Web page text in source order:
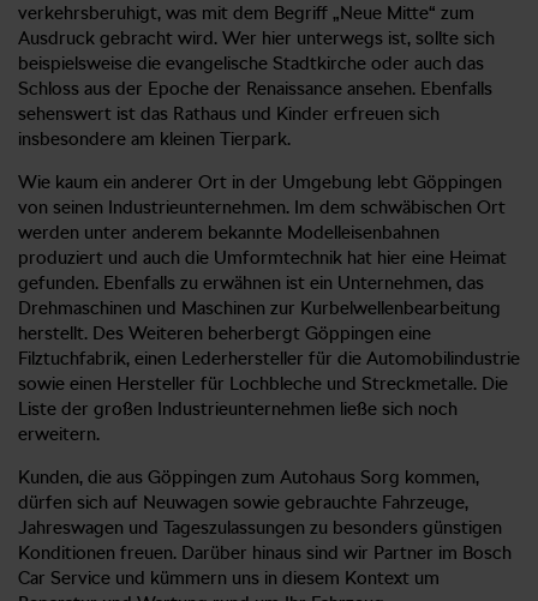
verkehrsberuhigt, was mit dem Begriff „Neue Mitte“ zum
Ausdruck gebracht wird. Wer hier unterwegs ist, sollte sich
beispielsweise die evangelische Stadtkirche oder auch das
Schloss aus der Epoche der Renaissance ansehen. Ebenfalls
sehenswert ist das Rathaus und Kinder erfreuen sich
insbesondere am kleinen Tierpark.
Wie kaum ein anderer Ort in der Umgebung lebt Göppingen
von seinen Industrieunternehmen. Im dem schwäbischen Ort
werden unter anderem bekannte Modelleisenbahnen
produziert und auch die Umformtechnik hat hier eine Heimat
gefunden. Ebenfalls zu erwähnen ist ein Unternehmen, das
Drehmaschinen und Maschinen zur Kurbelwellenbearbeitung
herstellt. Des Weiteren beherbergt Göppingen eine
Filztuchfabrik, einen Lederhersteller für die Automobilindustrie
sowie einen Hersteller für Lochbleche und Streckmetalle. Die
Liste der großen Industrieunternehmen ließe sich noch
erweitern.
Kunden, die aus Göppingen zum Autohaus Sorg kommen,
dürfen sich auf Neuwagen sowie gebrauchte Fahrzeuge,
Jahreswagen und Tageszulassungen zu besonders günstigen
Konditionen freuen. Darüber hinaus sind wir Partner im Bosch
Car Service und kümmern uns in diesem Kontext um